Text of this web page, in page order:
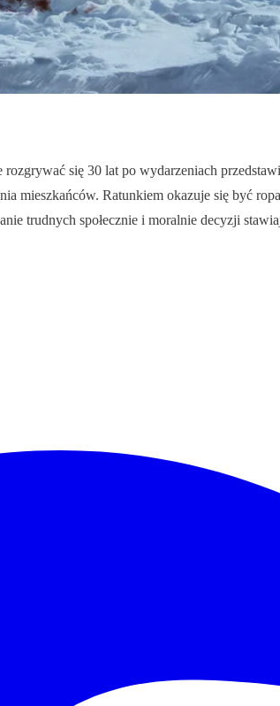
się 30 lat po wydarzeniach
mieszkańców. Ratunkiem okazuje się być
trudnych społecznie i moralnie decyzji